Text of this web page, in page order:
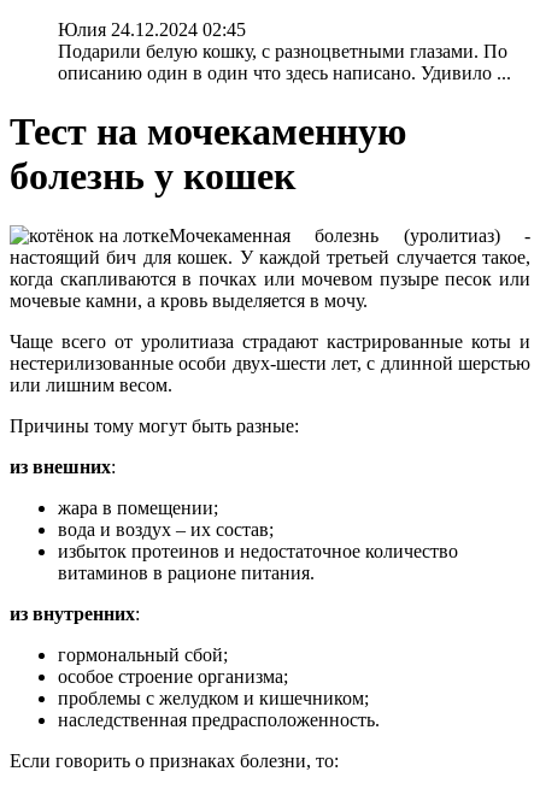
Юлия 24.12.2024 02:45
Подарили белую кошку, с разноцветными глазами. По
описанию один в один что здесь написано. Удивило ...
Тест на мочекаменную
болезнь у кошек
Мочекаменная болезнь (уролитиаз) -
настоящий бич для кошек. У каждой третьей случается такое,
когда скапливаются в почках или мочевом пузыре песок или
мочевые камни, а кровь выделяется в мочу.
Чаще всего от уролитиаза страдают кастрированные коты и
нестерилизованные особи двух-шести лет, с длинной шерстью
или лишним весом.
Причины тому могут быть разные:
из внешних:
жара в помещении;
вода и воздух – их состав;
избыток протеинов и недостаточное количество
витаминов в рационе питания.
из внутренних:
гормональный сбой;
особое строение организма;
проблемы с желудком и кишечником;
наследственная предрасположенность.
Если говорить о признаках болезни, то: